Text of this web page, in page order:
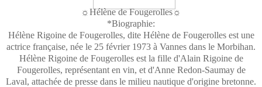
☼Hélène de Fougerolles☼
*Biographie:
Hélène Rigoine de Fougerolles, dite Hélène de Fougerolles est une
actrice française, née le 25 février 1973 à Vannes dans le Morbihan.
Hélène Rigoine de Fougerolles est la fille d'Alain Rigoine de
Fougerolles, représentant en vin, et d'Anne Redon-Saumay de
Laval, attachée de presse dans le milieu nautique d'origine bretonne.